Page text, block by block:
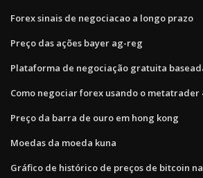
Forex sinais de negociacao a longo prazo
Preço das ações bayer ag-reg
Plataforma de negociação gratuita
Como negociar forex usando o metatrader
Preço da barra de ouro em hong kong
Moedas da moeda kuna
Gráfico de histórico de preços de bitcoin